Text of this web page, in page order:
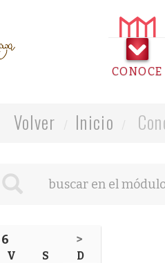
CONOCE
Volver Inicio
>
V S D